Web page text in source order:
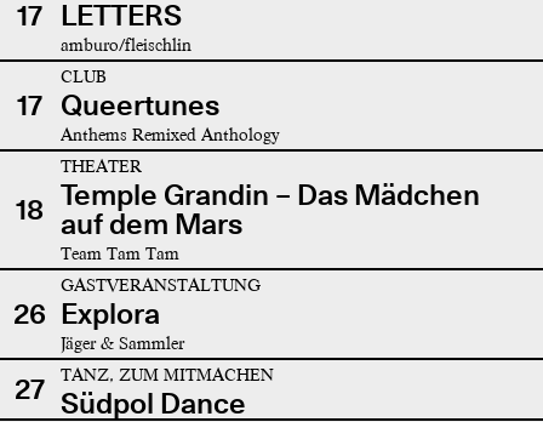
17 LETTERS
amburo/fleischlin
17
CLUB
Queertunes
Anthems Remixed Anthology
18
THEATER
Temple Grandin – Das Mädchen
auf dem Mars
Team Tam Tam
26
GASTVERANSTALTUNG
Explora
Jäger & Sammler
27 TANZ, ZUM MITMACHEN
Südpol Dance